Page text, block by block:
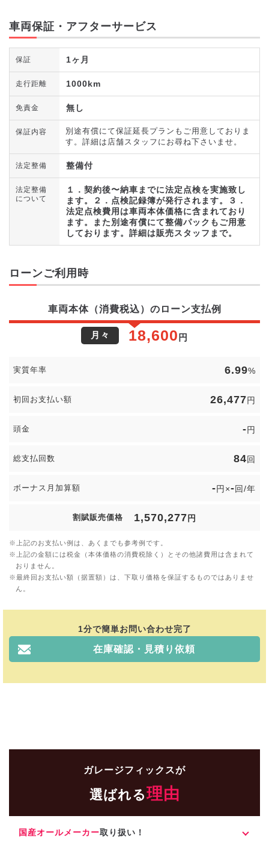
車両保証・アフターサービス
保証 1ヶ月
走行距離 1000km
免責金 無し
保証内容
別途有償にて保証延長プランもご用意しておりま
す。詳細は店舗スタッフにお尋ね下さいませ。
法定整備 整備付
法定整備
について
１．契約後〜納車までに法定点検を実施致し
ます。２．点検記録簿が発行されます。３．
法定点検費用は車両本体価格に含まれており
ます。また別途有償にて整備パックもご用意
しております。詳細は販売スタッフまで。
ローンご利用時
車両本体（消費税込）のローン支払例
月々 18,600 円
実質年率 6.99%
初回お支払い額 26,477円
頭金 -円
総支払回数 84回
ボーナス月加算額 -円×-回/年
割賦販売価格 1,570,277 円
上記のお支払い例は、あくまでも参考例です。
上記の金額には税金（本体価格の消費税除く）とその他諸費用は含まれて
おりません。
最終回お支払い額（据置額）は、下取り価格を保証するものではありませ
ん。
1分で簡単お問い合わせ完了
在庫確認・見積り依頼
ガレージフィックスが
選ばれる理由
国産オールメーカー取り扱い！